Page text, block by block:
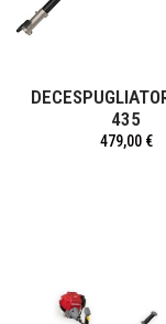
435
479,00 €